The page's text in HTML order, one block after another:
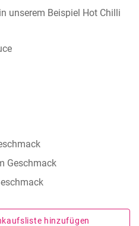
unserem Beispiel Hot Chilli
Geschmack
hinzufügen